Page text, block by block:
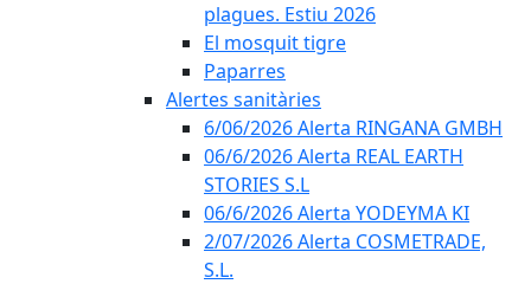
plagues. Estiu 2026
El mosquit tigre
Paparres
Alertes sanitàries
6/06/2026 Alerta RINGANA GMBH
06/6/2026 Alerta REAL EARTH
STORIES S.L
06/6/2026 Alerta YODEYMA KI
2/07/2026 Alerta COSMETRADE,
S.L.